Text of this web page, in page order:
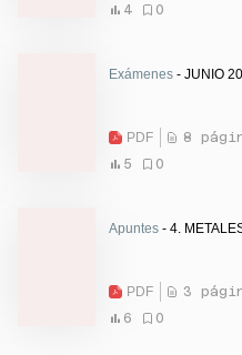
4
0
Exámenes - JUNIO
PDF
8
5
0
Apuntes - 4.
PDF
3
6
0